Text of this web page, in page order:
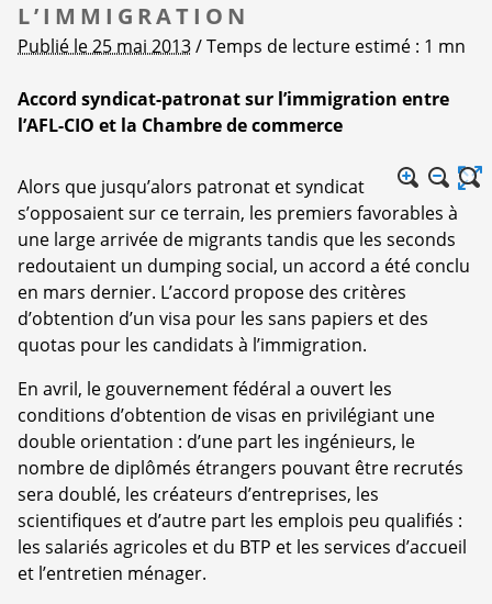
L’IMMIGRATION
Publié le 25 mai 2013/ Temps de lecture estimé : 1 mn
Accord syndicat-patronat sur l’immigration entre
l’AFL-CIO et la Chambre de commerce
Alors que jusqu’alors patronat et syndicat
s’opposaient sur ce terrain, les premiers favorables à
une large arrivée de migrants tandis que les seconds
redoutaient un dumping social, un accord a été conclu
en mars dernier. L’accord propose des critères
d’obtention d’un visa pour les sans papiers et des
quotas pour les candidats à l’immigration.
En avril, le gouvernement fédéral a ouvert les
conditions d’obtention de visas en privilégiant une
double orientation : d’une part les ingénieurs, le
nombre de diplômés étrangers pouvant être recrutés
sera doublé, les créateurs d’entreprises, les
scientifiques et d’autre part les emplois peu qualifiés :
les salariés agricoles et du BTP et les services d’accueil
et l’entretien ménager.